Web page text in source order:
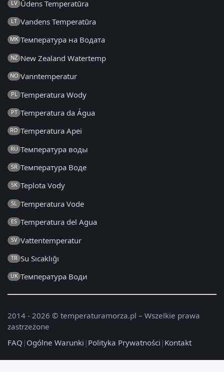
LV Ūdens Temperatūra
LT Vandens Temperatūra
MK Температура на Водата
NZ New Zealand Watertemp
NO Vanntemperatur
PL Temperatura Wody
PT Temperatura da Água
RO Temperatura Apei
RU Температура воды
SR Температура Воде
SK Teplota Vody
SL Temperatura Vode
ES Temperatura del Agua
SV Vattentemperatur
TR Su Sıcaklığı
UK Температура Води
2014 - 2026 © temperaturamorza.pl – Wszelkie prawa
zastrzeżone
FAQ | Ogólne Warunki | Polityka Prywatności | Kontakt